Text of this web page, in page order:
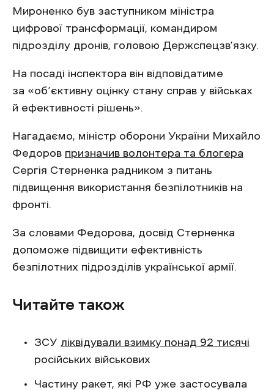
Мироненко був заступником міністра
цифрової трансформації, командиром
підрозділу дронів, головою Держспецзв’язку.
На посаді інспектора він відповідатиме
за «об’єктивну оцінку стану справ у військах
й ефективності рішень».
Нагадаємо, міністр оборони України Михайло
Федоров призначив волонтера та блогера
Сергія Стерненка радником з питань
підвищення використання безпілотників на
фронті.
За словами Федорова, досвід Стерненка
допоможе підвищити ефективність
безпілотних підрозділів української армії.
Читайте також
ЗСУ ліквідували взимку понад 92 тисячі
російських військових
Частину ракет, які РФ уже застосувала